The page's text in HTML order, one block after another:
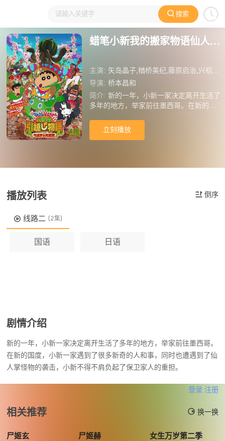
搜索
大家在看 日本动漫 国产动漫 欧美动漫 动漫电影
蜡笔小新我的搬家物语仙人掌大袭击
主演: 矢岛晶子,楢桥美纪,藤原启治,兴梠里美,真柴摩利,林玉绪,一龙斋贞友,佐藤智惠,纳谷六朗,七绪春日,富泽美智惠,三石琴乃,玉川纱己子,铃木玲子,高山南,根谷美智子,伊藤静,阪口大助,大本真基子,大友龙三郎,上田祐司,胜杏里,宫泽正,木村雅史,伊东美弥子,指原莉乃,坂本真绫,浪川大辅,堀内贤雄,平田广明
导演: 桥本昌和
简介: 新的一年，小新一家决定离开生活了
多年的地方，举家前往墨西哥。在新的国
同时也遭遇到了仙人掌怪物的袭击，小新
不得不肩负起了保卫家人的重担。
立刻播放
播放列表 倒序
线路二 (2集)
国语 日语
剧情介绍
新的一年，小新一家决定离开生活了多年的地方，举家前往墨西哥。
在新的国度，小新一家遇到了很多新奇的人和事，同时也遭遇到了仙
人掌怪物的袭击，小新不得不肩负起了保卫家人的重担。
登录 注册
相关推荐 换一换
尸姬玄 尸姬赫 女生万岁第二季